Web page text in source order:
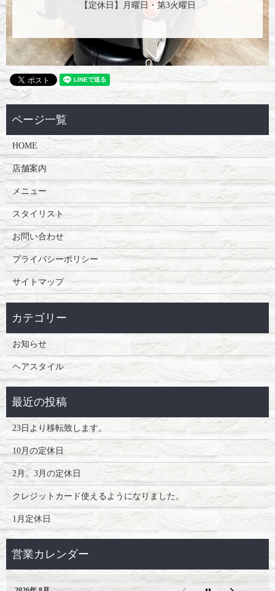
【定休日】月曜日・第3火曜日
HOME
店舗案内
メニュー
スタイリスト
お問い合わせ
プライバシーポリシー
サイトマップ
お知らせ
ヘアスタイル
23日より移転致します。
10月の定休日
2月、3月の定休日
クレジットカード使えるようになりました。
1月定休日